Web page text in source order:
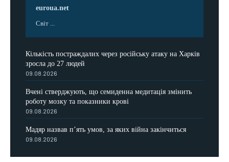
euroua.net
Світ ...
Кількість постраждалих через російську атаку на Харків
зросла до 27 людей
09.08.2026
Вчені стверджують, що семиденна медитація змінить
роботу мозку та показники крові
09.08.2026
Мадяр назвав п’ять умов, за яких війна закінчиться
09.08.2026